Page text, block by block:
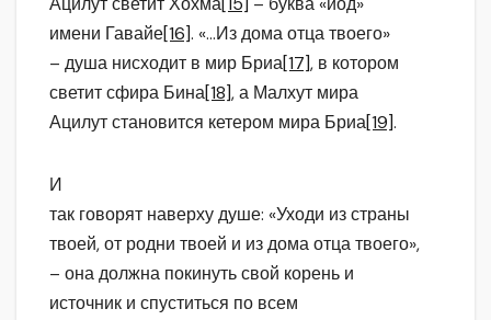
имени Гавайе[16]. «…Из дома отца твоего»
– душа нисходит в мир Бриа[17], в котором
светит сфира Бина[18], а Малхут мира
Ацилут становится кетером мира Бриа[19].
И
так говорят наверху душе: «Уходи из страны
твоей, от родни твоей и из дома отца твоего»,
– она должна покинуть свой корень и
источник и спуститься по всем